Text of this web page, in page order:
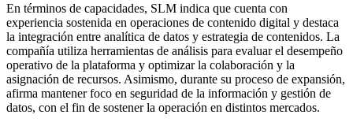
En términos de capacidades, SLM indica que cuenta con
experiencia sostenida en operaciones de contenido digital y destaca
la integración entre analítica de datos y estrategia de contenidos. La
compañía utiliza herramientas de análisis para evaluar el desempeño
operativo de la plataforma y optimizar la colaboración y la
asignación de recursos. Asimismo, durante su proceso de expansión,
afirma mantener foco en seguridad de la información y gestión de
datos, con el fin de sostener la operación en distintos mercados.